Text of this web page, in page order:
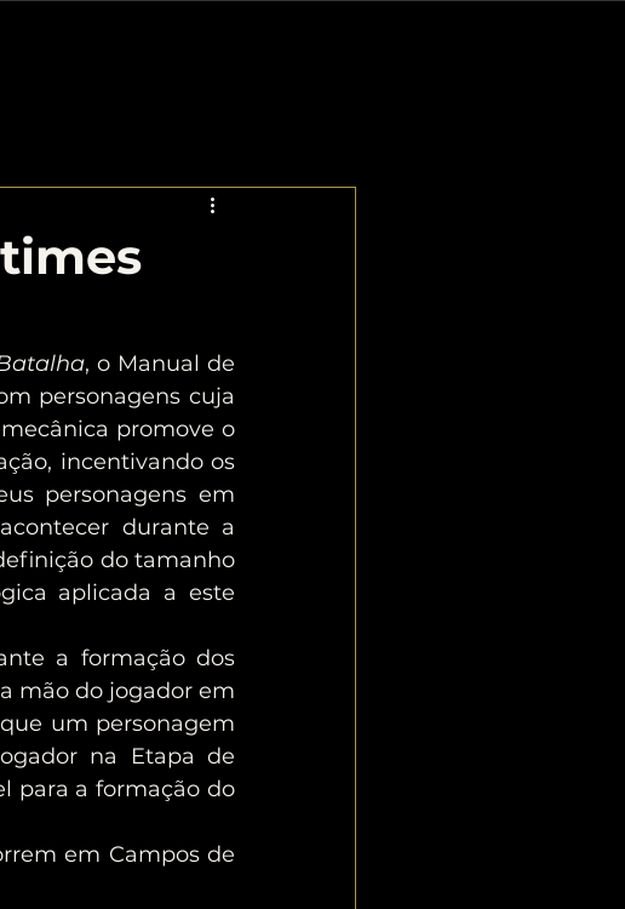
, o Manual de
personagens cuja
promove o
incentivando os
personagens em
durante a
do tamanho
aplicada a este
a formação dos
mão do jogador em
um personagem
na Etapa de
para a formação do